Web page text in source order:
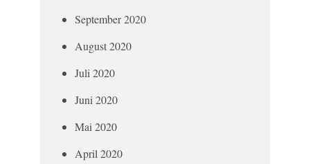
September 2020
August 2020
Juli 2020
Juni 2020
Mai 2020
April 2020